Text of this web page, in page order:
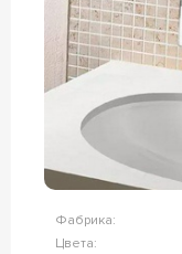
Фабрика:
Цвета: